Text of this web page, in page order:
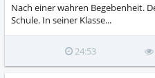
Nach einer wahren Begebenheit.
Schule. In seiner Klasse...
24:53